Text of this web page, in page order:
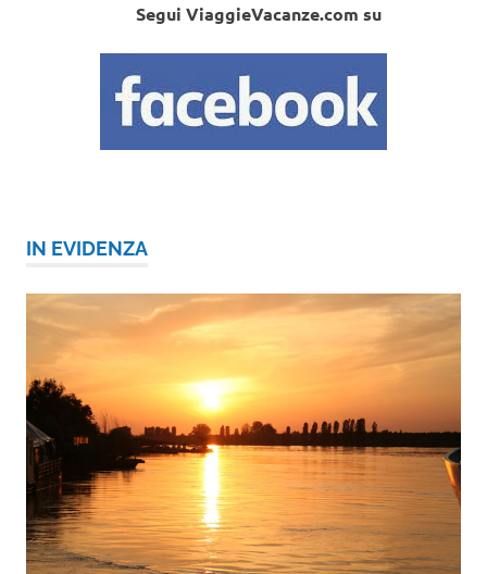
Segui ViaggieVacanze.com su
IN EVIDENZA